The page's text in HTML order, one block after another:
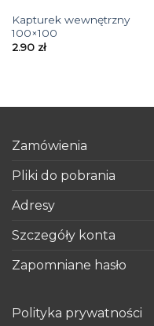
Kapturek wewnętrzny
100×100
2.90 zł
Zamówienia
Pliki do pobrania
Adresy
Szczegóły konta
Zapomniane hasło
Polityka prywatności